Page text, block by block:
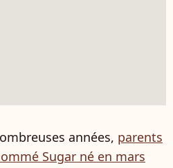
années, parents
Sugar né en mars